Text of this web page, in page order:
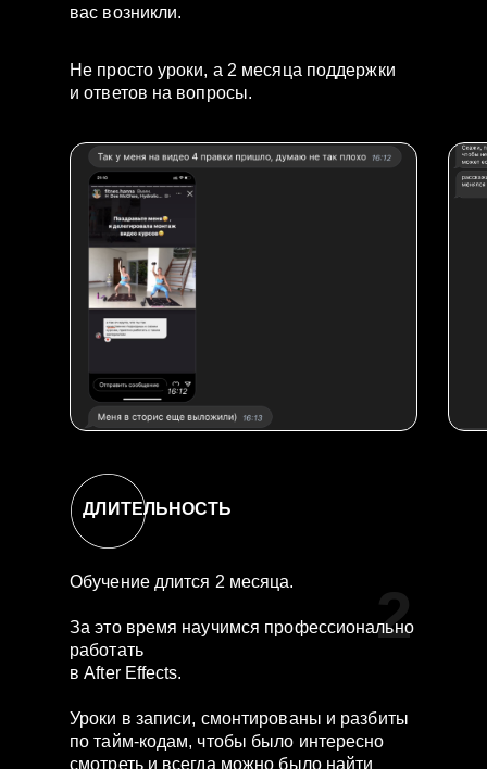
Не просто уроки, а 2 месяца поддержки
и ответов на вопросы.
вас возникли.
Обучение длится 2 месяца.
За это время научимся профессионально
работать
в After Effects.
Уроки в записи, смонтированы и разбиты
по тайм-кодам, чтобы было интересно
смотреть и всегда можно было найти
2
ДЛИТЕЛЬНОСТЬ